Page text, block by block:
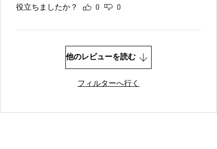
役立ちましたか？ 0 0
他のレビューを読む
フィルターへ行く